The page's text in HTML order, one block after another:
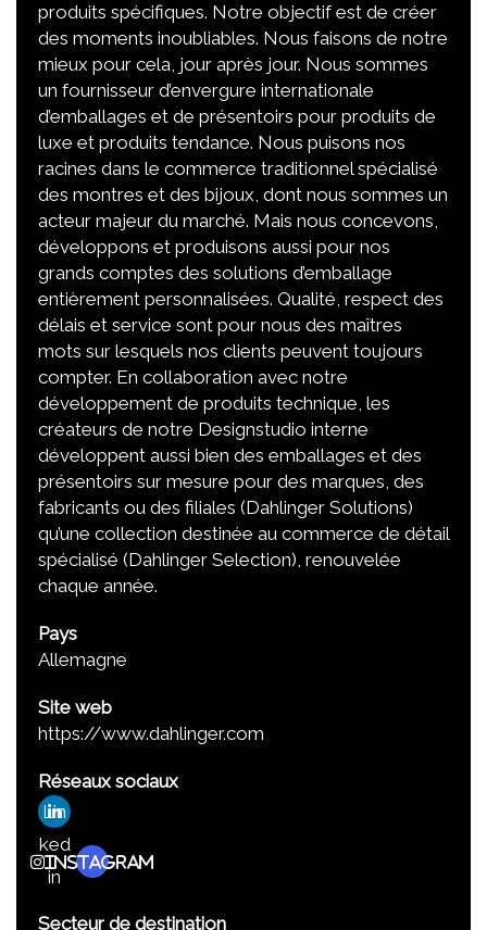
produits spécifiques. Notre objectif est de créer
des moments inoubliables. Nous faisons de notre
mieux pour cela, jour après jour. Nous sommes
un fournisseur d’envergure internationale
d’emballages et de présentoirs pour produits de
luxe et produits tendance. Nous puisons nos
racines dans le commerce traditionnel spécialisé
des montres et des bijoux, dont nous sommes un
acteur majeur du marché. Mais nous concevons,
développons et produisons aussi pour nos
grands comptes des solutions d’emballage
entièrement personnalisées. Qualité, respect des
délais et service sont pour nous des maîtres
mots sur lesquels nos clients peuvent toujours
compter. En collaboration avec notre
développement de produits technique, les
créateurs de notre Designstudio interne
développent aussi bien des emballages et des
présentoirs sur mesure pour des marques, des
fabricants ou des filiales (Dahlinger Solutions)
qu’une collection destinée au commerce de détail
spécialisé (Dahlinger Selection), renouvelée
chaque année.
Pays
Allemagne
Site web
https://www.dahlinger.com
Réseaux sociaux
Lin
ked
in
Instagram
Secteur de destination